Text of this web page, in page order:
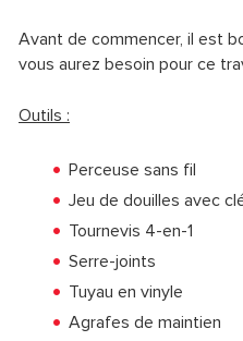
Avant de commencer, il est
vous aurez besoin pour ce
Outils :
Perceuse sans fil
Jeu de douilles avec
Tournevis 4-en-1
Serre-joints
Tuyau en vinyle
Agrafes de maintien